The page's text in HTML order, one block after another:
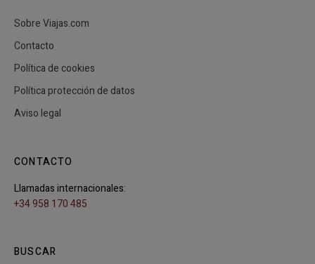
Sobre Viajas.com
Contacto
Política de cookies
Política protección de datos
Aviso legal
CONTACTO
Llamadas internacionales:
+34 958 170 485
BUSCAR